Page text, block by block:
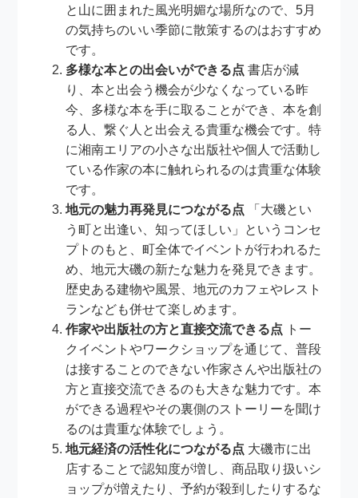
と山に囲まれた風光明媚な場所なので、5月
の気持ちのいい季節に散策するのはおすすめ
です。
多様な本との出会いができる点 書店が減
り、本と出会う機会が少なくなっている昨
今、多様な本を手に取ることができ、本を創
る人、繋ぐ人と出会える貴重な機会です。特
に湘南エリアの小さな出版社や個人で活動し
ている作家の本に触れられるのは貴重な体験
です。
地元の魅力再発見につながる点 「大磯とい
う町と出逢い、知ってほしい」というコンセ
プトのもと、町全体でイベントが行われるた
め、地元大磯の新たな魅力を発見できます。
歴史ある建物や風景、地元のカフェやレスト
ランなども併せて楽しめます。
作家や出版社の方と直接交流できる点 トー
クイベントやワークショップを通じて、普段
は接することのできない作家さんや出版社の
方と直接交流できるのも大きな魅力です。本
ができる過程やその裏側のストーリーを聞け
るのは貴重な体験でしょう。
地元経済の活性化につながる点 大磯市に出
店することで認知度が増し、商品取り扱いシ
ョップが増えたり、予約が殺到したりするな